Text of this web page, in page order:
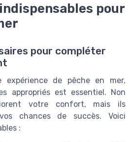
pour
pour compléter
expérience de pêche en mer,
appropriés est essentiel. Non
votre confort, mais ils
chances de succès. Voici
: